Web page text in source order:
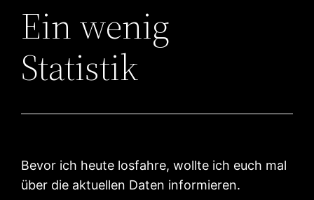
Ein wenig
Statistik
Bevor ich heute losfahre, wollte ich euch mal
über die aktuellen Daten informieren.